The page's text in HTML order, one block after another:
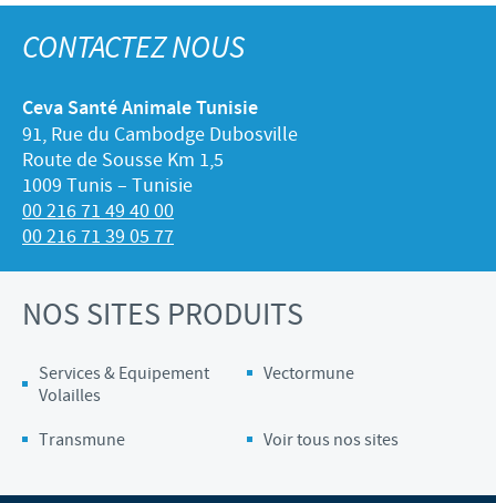
CONTACTEZ NOUS
Ceva Santé Animale Tunisie
91, Rue du Cambodge Dubosville
Route de Sousse Km 1,5
1009 Tunis – Tunisie
00 216 71 49 40 00
00 216 71 39 05 77
NOS SITES PRODUITS
Services & Equipement
Volailles
Vectormune
Transmune Voir tous nos sites